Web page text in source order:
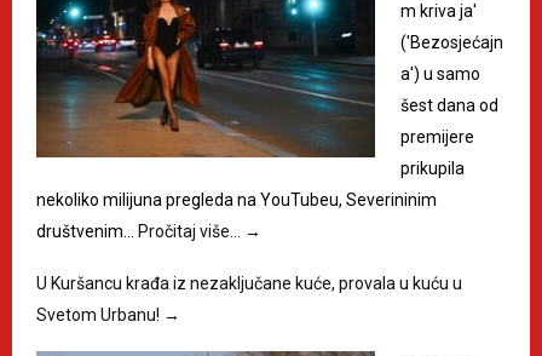
m kriva ja'
('Bezosjećajn
a') u samo
šest dana od
premijere
prikupila
nekoliko milijuna pregleda na YouTubeu, Severininim
društvenim…
Pročitaj više… →
U Kuršancu krađa iz nezaključane kuće, provala u kuću u
Svetom Urbanu! →